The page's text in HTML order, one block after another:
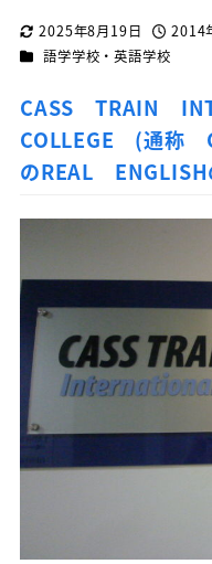
更新日2025年8月19日 投稿日
2014
カテゴリー
語学学校・英語学校
CASS TRAIN
COLLEGE (通称
のREAL ENGLISH